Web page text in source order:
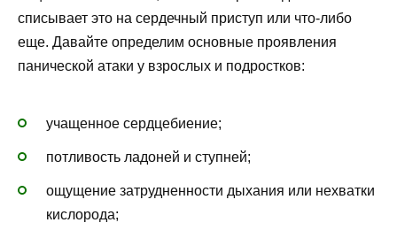
списывает это на сердечный приступ или что-либо
еще. Давайте определим основные проявления
панической атаки у взрослых и подростков:
учащенное сердцебиение;
потливость ладоней и ступней;
ощущение затрудненности дыхания или нехватки
кислорода;